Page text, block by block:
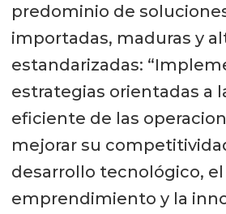
predominio de
importadas, maduras y
estandarizadas:
estrategias orientadas a
eficiente de las
mejorar su
desarrollo tecnológico, el
emprendimiento y la